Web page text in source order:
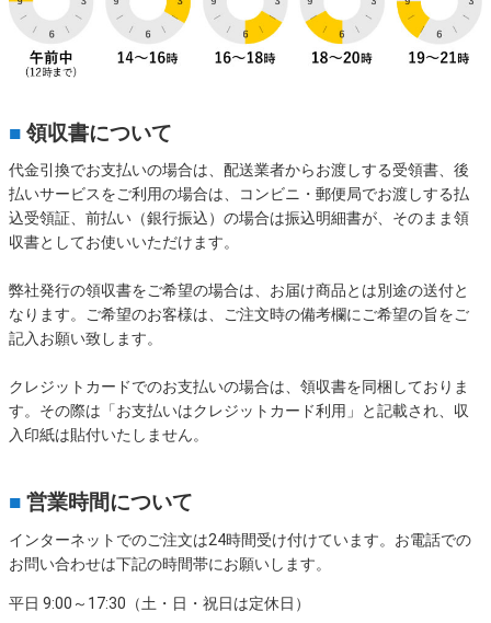
■ 領収書について
代金引換でお支払いの場合は、配送業者からお渡しする受領書、後
払いサービスをご利用の場合は、コンビニ・郵便局でお渡しする払
込受領証、前払い（銀行振込）の場合は振込明細書が、そのまま領
収書としてお使いいただけます。
弊社発行の領収書をご希望の場合は、お届け商品とは別途の送付と
なります。ご希望のお客様は、ご注文時の備考欄にご希望の旨をご
記入お願い致します。
クレジットカードでのお支払いの場合は、領収書を同梱しておりま
す。その際は「お支払いはクレジットカード利用」と記載され、収
入印紙は貼付いたしません。
■ 営業時間について
インターネットでのご注文は24時間受け付けています。お電話での
お問い合わせは下記の時間帯にお願いします。
平日 9:00～17:30（土・日・祝日は定休日）